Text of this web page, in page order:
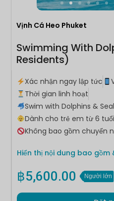
Vịnh Cá Heo Phuket
Swimming With
Residents)
Xác nhận ngay lập tức
Thời gian linh hoạt
Swim with Dolphins &
Dành cho trẻ em từ 6
Không bao gồm chuyển
Hiển thị nội dung bao
฿5,600.00 Người lớn